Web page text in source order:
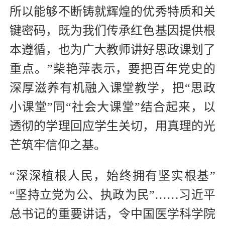
所以能够不断铸就辉煌的优秀特质和关
键密码，既为我们传承红色基因提供根
本遵循，也为广大教师讲好思政课划了
重点。”柴艳萍表示，要把百年党史的
深厚滋养有机融入课堂教学，把“思政
小课堂”同“社会大课堂”结合起来，以
透彻的学理回应学生关切，用真理的光
芒筑牢信仰之基。
“深深植根人民，始终拥有坚实根基”
“坚持立党为公、执政为民”……习近平
总书记的重要讲话，令中国医学科学院